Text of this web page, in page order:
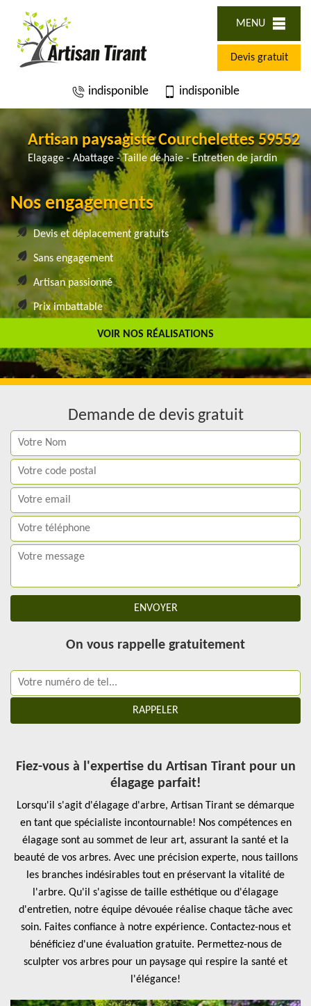
MENU
Devis gratuit
indisponible indisponible
Artisan paysagiste Courchelettes 59552
Elagage - Abattage - Taille de haie - Entretien de jardin
VOIR NOS RÉALISATIONS
Nos engagements
Devis et déplacement gratuits
Sans engagement
Artisan passionné
Prix imbattable
Travail de qualité
Demande de devis gratuit
On vous rappelle gratuitement
Fiez-vous à l'expertise du Artisan Tirant pour un
élagage parfait!
Lorsqu'il s'agit d'élagage d'arbre, Artisan Tirant se démarque
en tant que spécialiste incontournable! Nos compétences en
élagage sont au sommet de leur art, assurant la santé et la
beauté de vos arbres. Avec une précision experte, nous taillons
les branches indésirables tout en préservant la vitalité de
l'arbre. Qu'il s'agisse de taille esthétique ou d'élagage
d'entretien, notre équipe dévouée réalise chaque tâche avec
soin. Faites confiance à notre expérience. Contactez-nous et
bénéficiez d'une évaluation gratuite. Permettez-nous de
sculpter vos arbres pour un paysage qui respire la santé et
l'élégance!